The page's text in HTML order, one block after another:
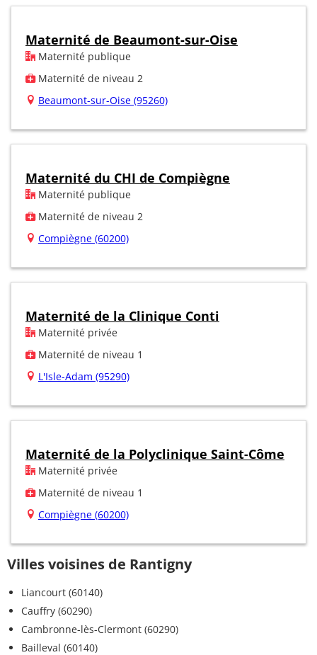
Maternité de Beaumont-sur-Oise
Maternité publique
Maternité de niveau 2
Beaumont-sur-Oise (95260)
Maternité du CHI de Compiègne
Maternité publique
Maternité de niveau 2
Compiègne (60200)
Maternité de la Clinique Conti
Maternité privée
Maternité de niveau 1
L'Isle-Adam (95290)
Maternité de la Polyclinique Saint-Côme
Maternité privée
Maternité de niveau 1
Compiègne (60200)
Villes voisines de Rantigny
Liancourt (60140)
Cauffry (60290)
Cambronne-lès-Clermont (60290)
Bailleval (60140)